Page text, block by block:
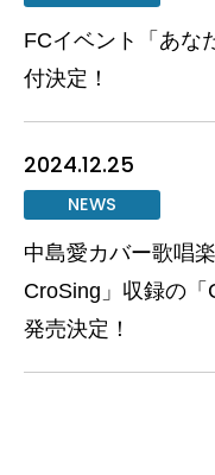
FCイベント「あな
付決定！
2024.12.25
NEWS
中島愛カバー歌唱
CroSing」収録の
発売決定！